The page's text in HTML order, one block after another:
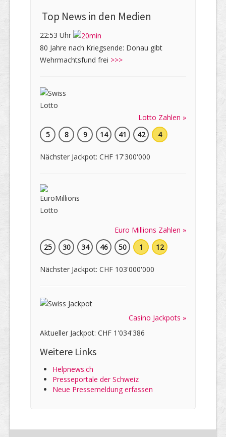
Top News in den Medien
22:53 Uhr
80 Jahre nach Kriegsende: Donau gibt
Wehrmachtsfund frei >>>
Lotto Zahlen »
5
8 9 14 41 42 4
Nächster Jackpot: CHF 17'300'000
Euro Millions Zahlen »
25
30 34 46 50 1 12
Nächster Jackpot: CHF 103'000'000
Casino Jackpots »
Aktueller Jackpot: CHF 1'034'386
Weitere Links
Helpnews.ch
Presseportale der Schweiz
Neue Pressemeldung erfassen